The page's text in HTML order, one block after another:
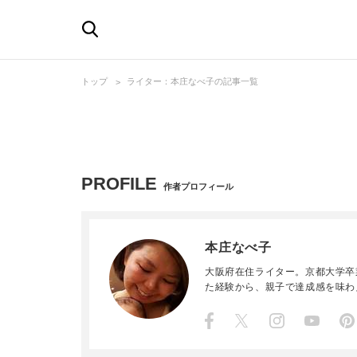
トップ ライター：本庄なべ子の記事一覧
PROFILE 作者プロフィール
本庄なべ子
大阪府在住ライター。京都大学
た経験から、親子で達成感を味